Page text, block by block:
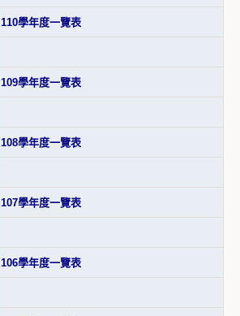
110學年度一覽表
109學年度一覽表
108學年度一覽表
107學年度一覽表
106學年度一覽表